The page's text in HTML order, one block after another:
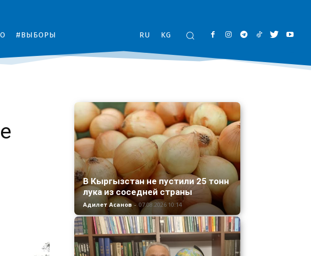
#ВЫБОРЫ RU KG
В Кыргызстан не пустили 25 тонн
лука из соседней страны
Адилет Асанов - 07.08.2026 10:14